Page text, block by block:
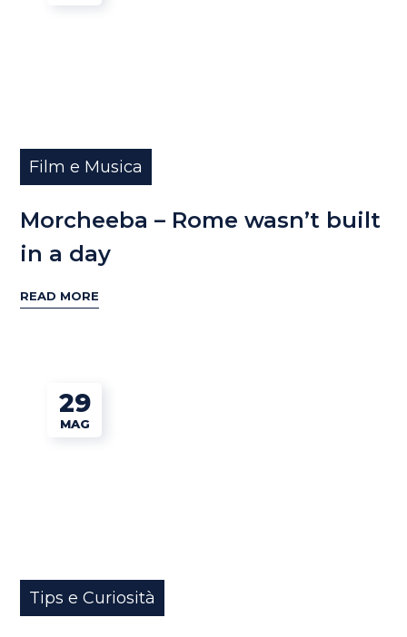
Film e Musica
Morcheeba – Rome wasn’t built
in a day
READ MORE
29
MAG
Tips e Curiosità